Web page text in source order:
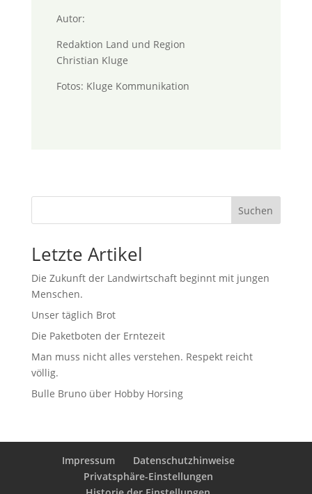
Autor:
Redaktion Land und Region
Christian Kluge
Fotos: Kluge Kommunikation
Suchen
Letzte Artikel
Die Zukunft der Landwirtschaft beginnt mit jungen
Menschen.
Unser täglich Brot
Die Paketboten der Erntezeit
Man muss nicht alles verstehen. Respekt reicht
völlig.
Bulle Bruno über Hobby Horsing
Impressum
Datenschutzhinweise
Privatsphäre-Einstellungen